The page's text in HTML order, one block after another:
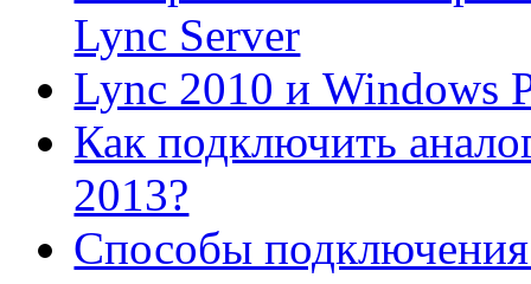
Lync Server
Lync 2010 и Windows
Как подключить
2013?
Способы